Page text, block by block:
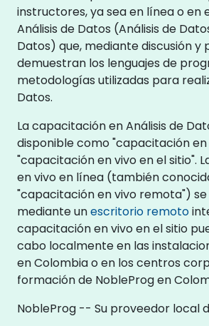
instructores, ya sea en línea o en
Análisis de Datos (Análisis de
Datos) que, mediante discusión
demuestran los lenguajes de
metodologías utilizadas para
Datos.
La capacitación en Análisis de
disponible como "capacitación en
"capacitación en vivo en el sitio".
en vivo en línea (también
"capacitación en vivo remota")
mediante unescritorio remoto
capacitación en vivo en el sitio
cabo localmente en las
en Colombia o en los centros
formación de NobleProg en
NobleProg -- Su proveedor local